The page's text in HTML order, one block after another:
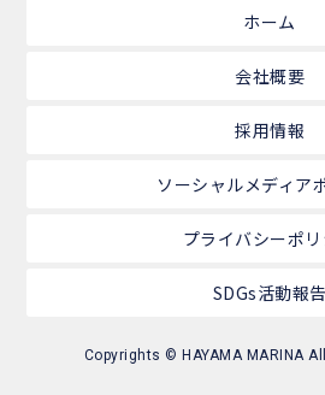
ホーム
会社概要
採用情報
ソーシャルメディア
プライバシーポ
SDGs活動報告
Copyrights © HAYAMA MARINA